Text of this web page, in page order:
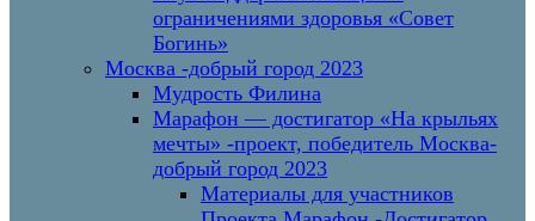
ограничениями здоровья «Совет
Богинь»
Москва -добрый город 2023
Мудрость Филина
Марафон — достигатор «На крыльях
мечты» -проект, победитель Москва-
добрый город 2023
Материалы для участников